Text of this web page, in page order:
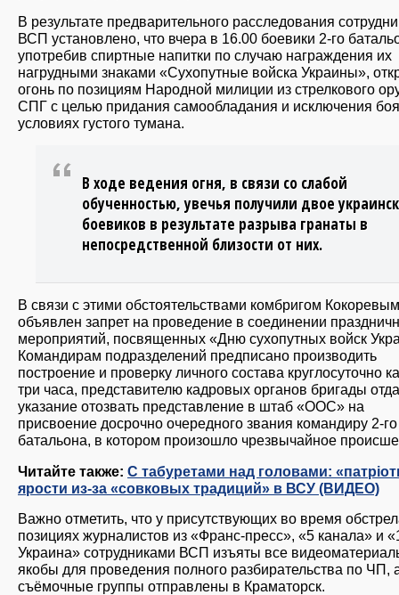
В результате предварительного расследования
ВСП установлено, что вчера в 16.00 боевики 2-го
употребив спиртные напитки по случаю награждения их
нагрудными знаками «Сухопутные войска Украины»,
огонь по позициям Народной милиции из стрелкового
СПГ с целью придания самообладания и исключения
условиях густого тумана.
В ходе ведения огня, в связи со слабой
обученностью, увечья получили двое
боевиков в результате разрыва гранаты в
непосредственной близости от них.
В связи с этими обстоятельствами комбригом Кокоревым
объявлен запрет на проведение в соединении
мероприятий, посвященных «Дню сухопутных войск
Командирам подразделений предписано производить
построение и проверку личного состава круглосуточно
три часа, представителю кадровых органов бригады
указание отозвать представление в штаб «ООС» на
присвоение досрочно очередного звания командиру 2-го
батальона, в котором произошло чрезвычайное
Читайте также: С табуретами над головами:
ярости из-за «совковых традиций» в ВСУ (ВИДЕО)
Важно отметить, что у присутствующих во время
позициях журналистов из «Франс-пресс», «5 канала» и
Украина» сотрудниками ВСП изъяты все
якобы для проведения полного разбирательства по ЧП,
съёмочные группы отправлены в Краматорск.